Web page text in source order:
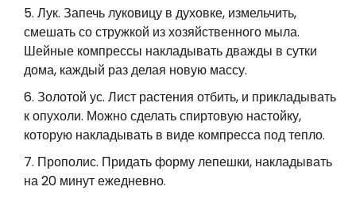
Лук. Запечь луковицу в духовке, измельчить,
смешать со стружкой из хозяйственного мыла.
Шейные компрессы накладывать дважды в сутки
дома, каждый раз делая новую массу.
Золотой ус. Лист растения отбить, и прикладывать
к опухоли. Можно сделать спиртовую настойку,
которую накладывать в виде компресса под тепло.
Прополис. Придать форму лепешки, накладывать
на 20 минут ежедневно.